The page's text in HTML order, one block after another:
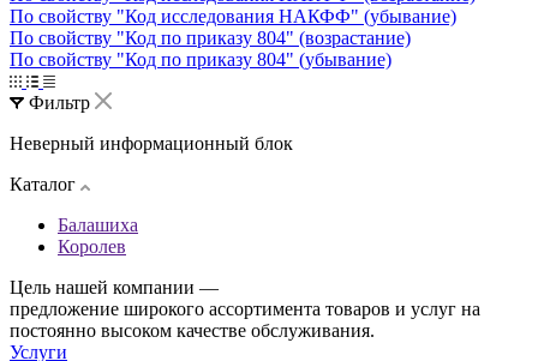
По свойству "Код исследования НАКФФ" (убывание)
По свойству "Код по приказу 804" (возрастание)
По свойству "Код по приказу 804" (убывание)
Фильтр
Неверный информационный блок
Каталог
Балашиха
Королев
Цель нашей компании —
предложение широкого ассортимента товаров и услуг на
постоянно высоком качестве обслуживания.
Услуги